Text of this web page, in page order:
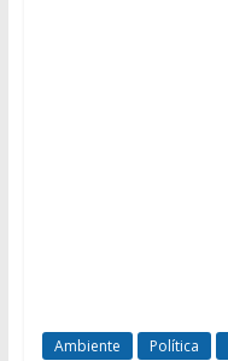
Ambiente Política